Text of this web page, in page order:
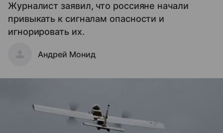
Журналист заявил, что россияне начали
привыкать к сигналам опасности и
игнорировать их.
Андрей Монид